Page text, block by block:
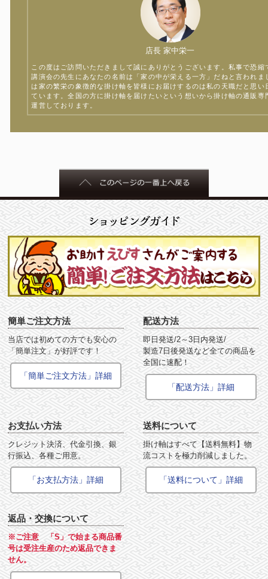
店長 家中栄一
この度はご訪問いただきまして誠にありがとうございます。私事で恐縮
講演会の先生にあなたの名前は「家の中が栄える一方」だねと言われま
は家の繁栄の象徴的な掛け軸を皆様にお届けするのは私の天職だと思い
ています。全国の方に掛け軸を届けたいという想いから掛け軸の通販専
運営しております。
簡単ご注文方法
当店では初めての方でも安心の
「簡単注文」が好評です！
「簡単ご注文方法」詳細
配送方法
即日発送/2～3日内発送/
製造7日後発送など全ての商品を
全国に速配！
「配送方法」詳細
お支払い方法
クレジット決済、代金引換、銀
行振込、各種ご用意。
「お支払方法」詳細
送料について
掛け軸はすべて【送料無料】物
流コストを極力削減しました。
「送料について」詳細
返品・交換について
※ご注意 「S」で始まる商品番
号は受注生産のため返品できま
せん。